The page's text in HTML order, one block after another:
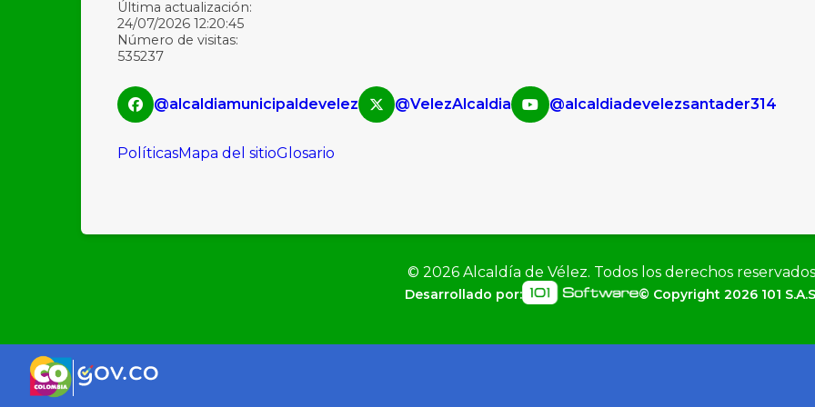
Última actualización:
24/07/2026 12:20:45
Número de visitas:
535237
@alcaldiamunicipaldevelez @VelezAlcaldia @alcaldiadevelezsantader314
PolíticasMapa del sitioGlosario
© 2026Alcaldía de Vélez. Todos los derechos reservados
Desarrollado por: © Copyright 2026101